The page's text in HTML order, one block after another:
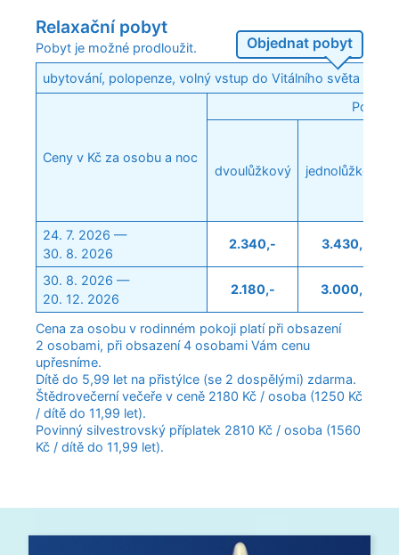
Relaxační pobyt
Pobyt je možné prodloužit. Objednat pobyt
ubytování, polopenze, volný vstup do Vitálního světa
Ceny v Kč za osobu a noc
Pokoj:
dvoulůžkový jednolůžkový
24. 7. 2026 —
30. 8. 2026
2.340,- 3.430,-
30. 8. 2026 —
20. 12. 2026
2.180,- 3.000,-
Cena za osobu v rodinném pokoji platí při obsazení
2 osobami, při obsazení 4 osobami Vám cenu
upřesníme.
Dítě do 5,99 let na přistýlce (se 2 dospělými) zdarma.
Štědrovečerní večeře v ceně 2180 Kč / osoba (1250 Kč
/ dítě do 11,99 let).
Povinný silvestrovský příplatek 2810 Kč / osoba (1560
Kč / dítě do 11,99 let).